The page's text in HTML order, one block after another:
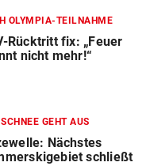
OLYMPIA-TEILNAHME
Rücktritt fix: „Feuer
nicht mehr!“
GEHT AUS
Nächstes
schließt